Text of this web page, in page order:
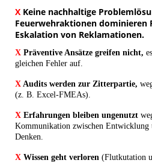
X Keine nachhaltige
Feuerwehraktionen dominieren
Eskalation von Reklamationen.
X Präventive Ansätze greifen nicht,
gleichen Fehler auf.
X Audits werden zur Zitterpartie,
(z. B. Excel-FMEAs).
X Erfahrungen bleiben ungenutzt
Kommunikation zwischen
Denken.
X Wissen geht verloren (Flutkutation